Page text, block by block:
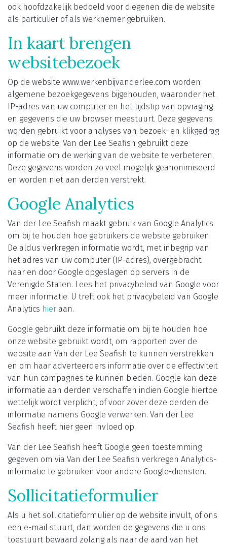
ook hoofdzakelijk bedoeld voor diegenen die de website
als particulier of als werknemer gebruiken.
In kaart brengen
websitebezoek
Op de website www.werkenbijvanderlee.com worden
algemene bezoekgegevens bijgehouden, waaronder het
IP-adres van uw computer en het tijdstip van opvraging
en gegevens die uw browser meestuurt. Deze gegevens
worden gebruikt voor analyses van bezoek- en klikgedrag
op de website. Van der Lee Seafish gebruikt deze
informatie om de werking van de website te verbeteren.
Deze gegevens worden zo veel mogelijk geanonimiseerd
en worden niet aan derden verstrekt.
Google Analytics
Van der Lee Seafish maakt gebruik van Google Analytics
om bij te houden hoe gebruikers de website gebruiken.
De aldus verkregen informatie wordt, met inbegrip van
het adres van uw computer (IP-adres), overgebracht
naar en door Google opgeslagen op servers in de
Verenigde Staten. Lees het privacybeleid van Google voor
meer informatie. U treft ook het privacybeleid van Google
Analytics hier aan.
Google gebruikt deze informatie om bij te houden hoe
onze website gebruikt wordt, om rapporten over de
website aan Van der Lee Seafish te kunnen verstrekken
en om haar adverteerders informatie over de effectiviteit
van hun campagnes te kunnen bieden. Google kan deze
informatie aan derden verschaffen indien Google hiertoe
wettelijk wordt verplicht, of voor zover deze derden de
informatie namens Google verwerken. Van der Lee
Seafish heeft hier geen invloed op.
Van der Lee Seafish heeft Google geen toestemming
gegeven om via Van der Lee Seafish verkregen Analytics-
informatie te gebruiken voor andere Google-diensten.
Sollicitatieformulier
Als u het sollicitatieformulier op de website invult, of ons
een e-mail stuurt, dan worden de gegevens die u ons
toestuurt bewaard zolang als naar de aard van het